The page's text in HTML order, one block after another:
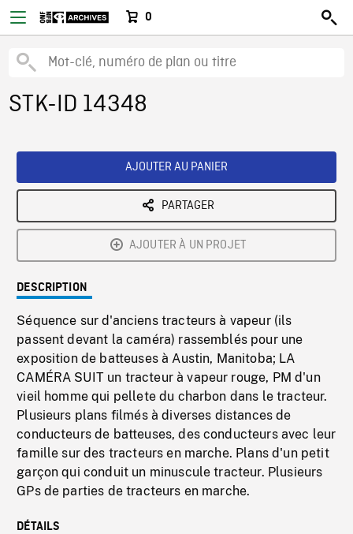
0
STK-ID 14348
AJOUTER AU PANIER
PARTAGER
AJOUTER À UN PROJET
DESCRIPTION
Séquence sur d'anciens tracteurs à vapeur (ils
passent devant la caméra) rassemblés pour une
exposition de batteuses à Austin, Manitoba; LA
CAMÉRA SUIT un tracteur à vapeur rouge, PM d'un
vieil homme qui pellete du charbon dans le tracteur.
Plusieurs plans filmés à diverses distances de
conducteurs de batteuses, des conducteurs avec leur
famille sur des tracteurs en marche. Plans d'un petit
garçon qui conduit un minuscule tracteur. Plusieurs
GPs de parties de tracteurs en marche.
DÉTAILS